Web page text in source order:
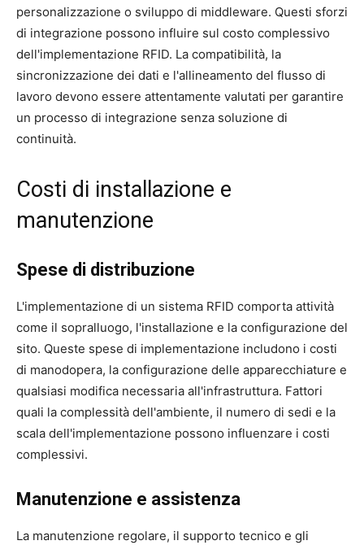
personalizzazione o sviluppo di middleware. Questi sforzi
di integrazione possono influire sul costo complessivo
dell'implementazione RFID. La compatibilità, la
sincronizzazione dei dati e l'allineamento del flusso di
lavoro devono essere attentamente valutati per garantire
un processo di integrazione senza soluzione di
continuità.
Costi di installazione e
manutenzione
Spese di distribuzione
L'implementazione di un sistema RFID comporta attività
come il sopralluogo, l'installazione e la configurazione del
sito. Queste spese di implementazione includono i costi
di manodopera, la configurazione delle apparecchiature e
qualsiasi modifica necessaria all'infrastruttura. Fattori
quali la complessità dell'ambiente, il numero di sedi e la
scala dell'implementazione possono influenzare i costi
complessivi.
Manutenzione e assistenza
La manutenzione regolare, il supporto tecnico e gli